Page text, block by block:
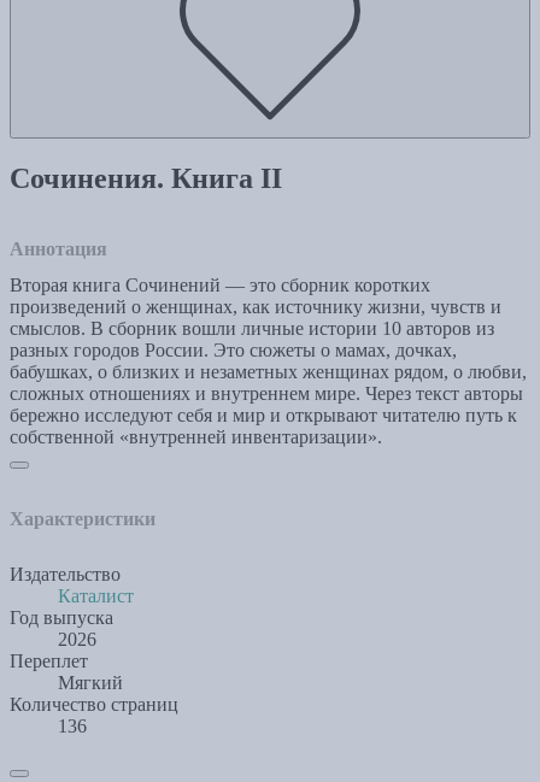
Сочинения. Книга II
Аннотация
Вторая книга Сочинений — это сборник коротких
произведений о женщинах, как источнику жизни, чувств и
смыслов. В сборник вошли личные истории 10 авторов из
разных городов России. Это сюжеты о мамах, дочках,
бабушках, о близких и незаметных женщинах рядом, о любви,
сложных отношениях и внутреннем мире. Через текст авторы
бережно исследуют себя и мир и открывают читателю путь к
собственной «внутренней инвентаризации».
Характеристики
Издательство
Каталист
Год выпуска
2026
Переплет
Мягкий
Количество страниц
136